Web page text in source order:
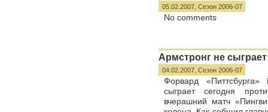
05.02.2007, Сезон 2006-07
No comments
Армстронг не
04.02.2007, Сезон 2006-07
Форвард
сыграет сегодня
вчерашний матч